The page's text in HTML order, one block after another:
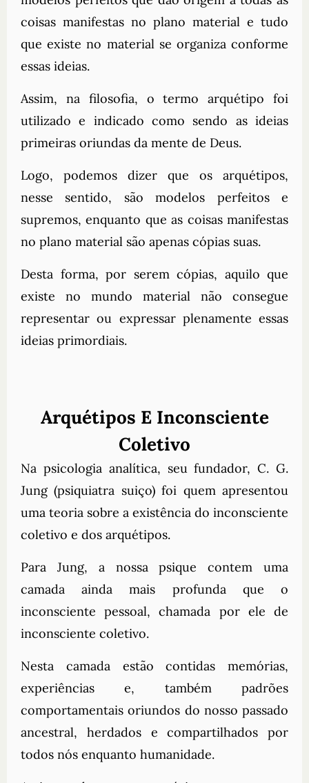
coisas manifestas no plano material e tudo
que existe no material se organiza conforme
essas ideias.
Assim, na filosofia, o termo arquétipo foi
utilizado e indicado como sendo as ideias
primeiras oriundas da mente de Deus.
Logo, podemos dizer que os arquétipos,
nesse sentido, são modelos perfeitos e
supremos, enquanto que as coisas manifestas
no plano material são apenas cópias suas.
Desta forma, por serem cópias, aquilo que
existe no mundo material não consegue
representar ou expressar plenamente essas
ideias primordiais.
Arquétipos E Inconsciente
Coletivo
Na psicologia analítica, seu fundador, C. G.
Jung (psiquiatra suiço) foi quem apresentou
uma teoria sobre a existência do inconsciente
coletivo e dos arquétipos.
Para Jung, a nossa psique contem uma
camada ainda mais profunda que o
inconsciente pessoal, chamada por ele de
inconsciente coletivo.
Nesta camada estão contidas memórias,
experiências e, também padrões
comportamentais oriundos do nosso passado
ancestral, herdados e compartilhados por
todos nós enquanto humanidade.